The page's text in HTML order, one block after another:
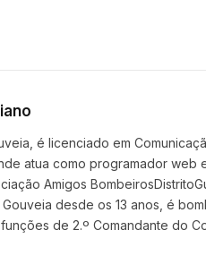
é licenciado em
atua como programador
Amigos
desde os 13 anos, é
de 2.º Comandante do